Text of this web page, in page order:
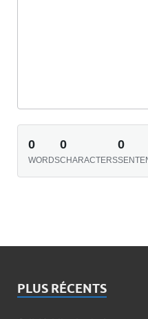
0
WORDS
0
CHARACTERS
0
PLUS RÉCENTS